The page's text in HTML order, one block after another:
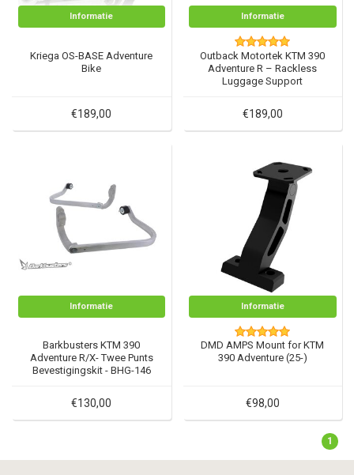
Informatie
Kriega OS-BASE Adventure
Bike
€189,00
Informatie
Outback Motortek KTM 390
Adventure R – Rackless
Luggage Support
€189,00
Informatie
Barkbusters KTM 390
Adventure R/X- Twee Punts
Bevestigingskit - BHG-146
€130,00
Informatie
DMD AMPS Mount for KTM
390 Adventure (25-)
€98,00
1